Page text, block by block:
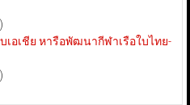
เอเชีย หารือพัฒนากีฬาเรือใบไทย-